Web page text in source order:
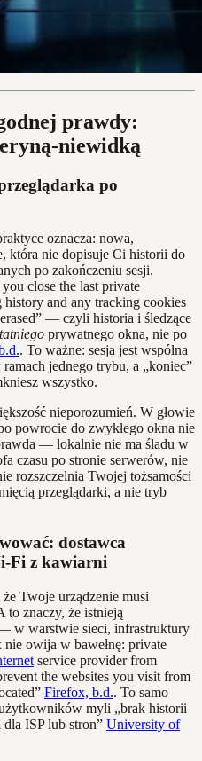
prawdy:
niewidką
po
oznacza: nowa,
która nie dopisuje Ci historii do
po zakończeniu sesji.
close the last private
and any tracking cookies
— czyli historia i śledzące
prywatnego okna, nie po
. To ważne: sesja jest wspólna
jednego trybu, a „koniec”
wszystko.
nieporozumień. W głowie
powrocie do zwykłego okna nie
— lokalnie nie ma śladu w
czasu po stronie serwerów, nie
rozszczelnia Twojej tożsamości
przeglądarki, a nie tryb
dostawca
z kawiarni
Twoje urządzenie musi
to znaczy, że istnieją
w warstwie sieci, infrastruktury
owija w bawełnę: private
service provider from
the websites you visit from
Firefox, b.d.. To samo
myli „brak historii
ISP lub stron” University of